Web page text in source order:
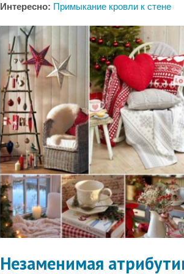
Интересно: Примыкание кровли к стене
Незаменимая